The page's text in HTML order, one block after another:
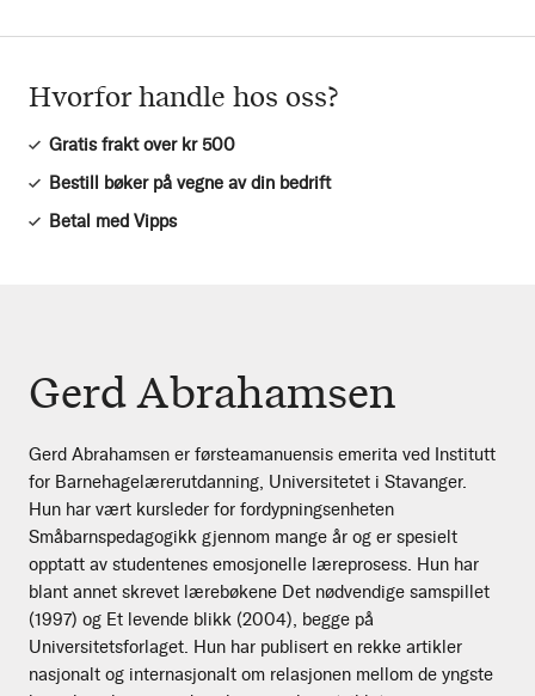
Hvorfor handle hos oss?
Gratis frakt over kr 500
Bestill bøker på vegne av din bedrift
Betal med Vipps
Gerd Abrahamsen
Gerd Abrahamsen er førsteamanuensis emerita ved Institutt
for Barnehagelærerutdanning, Universitetet i Stavanger.
Hun har vært kursleder for fordypningsenheten
Småbarnspedagogikk gjennom mange år og er spesielt
opptatt av studentenes emosjonelle læreprosess. Hun har
blant annet skrevet lærebøkene Det nødvendige samspillet
(1997) og Et levende blikk (2004), begge på
Universitetsforlaget. Hun har publisert en rekke artikler
nasjonalt og internasjonalt om relasjonen mellom de yngste